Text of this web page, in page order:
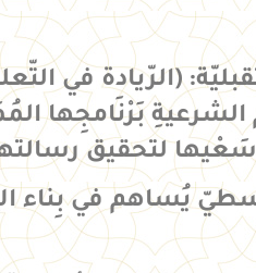
(الرّيادة في
بَرْنَامجِها
لتحقيق
يُساهم في بِناء